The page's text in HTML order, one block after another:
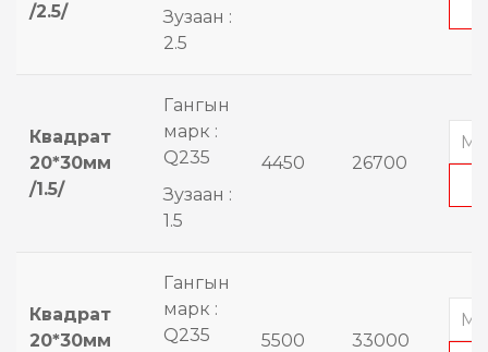
/2.5/
Зузаан :
2.5
Квадрат
20*30мм
/1.5/
Гангын
марк :
Q235
Зузаан :
1.5
4450 26700
Квадрат
20*30мм
Гангын
марк :
Q235
5500 33000